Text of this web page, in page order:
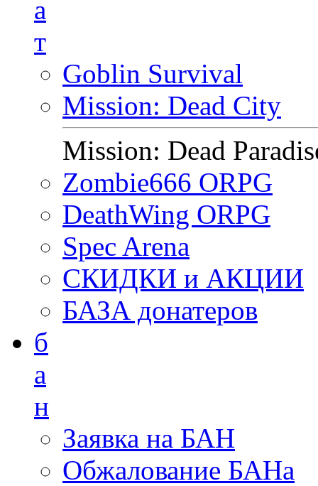
а
т
Goblin Survival
Mission: Dead City
Mission: Dead
Zombie666 ORPG
DeathWing ORPG
Spec Arena
СКИДКИ и АКЦИИ
БАЗА донатеров
б
а
н
Заявка на БАН
Обжалование БАНа